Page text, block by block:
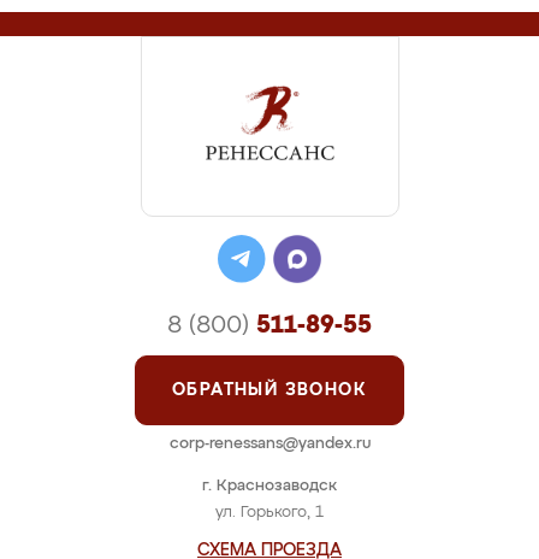
г. Краснозаводск
ул. Горького, 1
СХЕМА ПРОЕЗДА
8 (800) 511-89-55
ОБРАТНЫЙ ЗВОНОК
corp-renessans@yandex.ru